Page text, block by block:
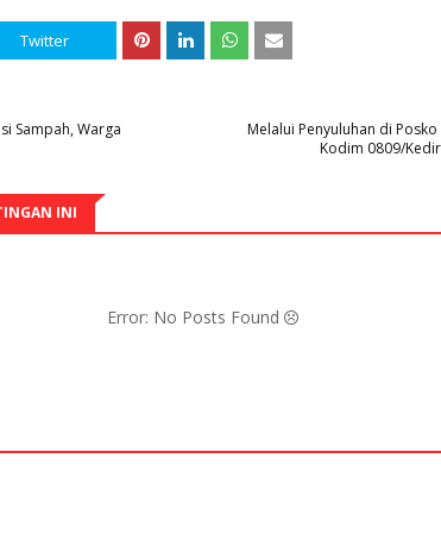
Twitter
Melalui Penyuluhan di
Kodim 0809/
Sampah, Warga
INI
Error: No Posts Found